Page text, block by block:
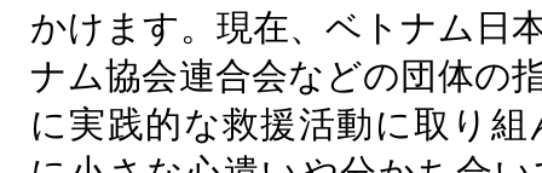
かけます。現在、ベトナム日
ナム協会連合会などの団体の
に実践的な救援活動に取り